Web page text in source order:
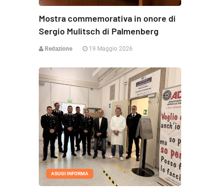
Mostra commemorativa in onore di
Sergio Mulitsch di Palmenberg
Redazione 19 Maggio 2026
ASUGI INFORMA